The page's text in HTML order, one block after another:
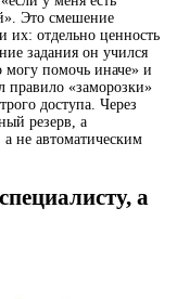
Это смешение
отдельно ценность
задания он учился
могу помочь иначе» и
правило «заморозки»
доступа. Через
резерв, а
не автоматическим
а